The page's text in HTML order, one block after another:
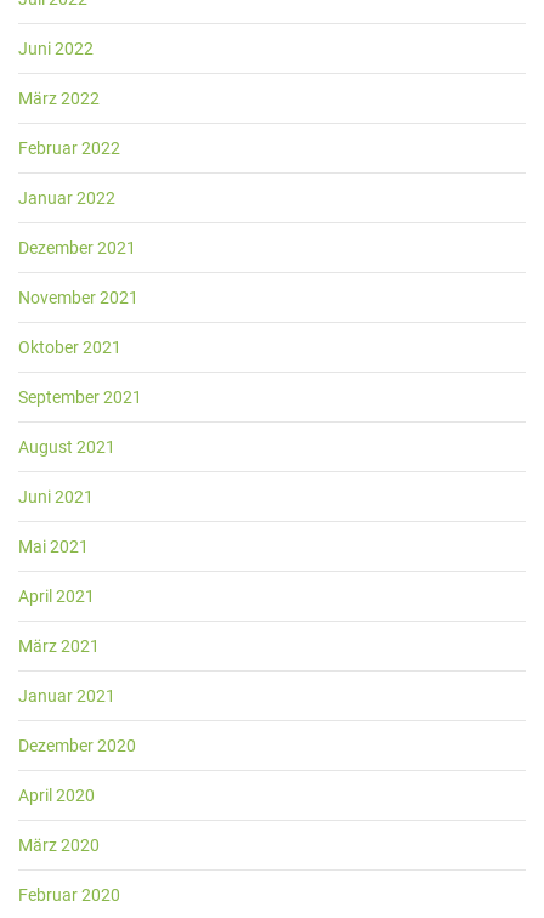
Juni 2022
März 2022
Februar 2022
Januar 2022
Dezember 2021
November 2021
Oktober 2021
September 2021
August 2021
Juni 2021
Mai 2021
April 2021
März 2021
Januar 2021
Dezember 2020
April 2020
März 2020
Februar 2020